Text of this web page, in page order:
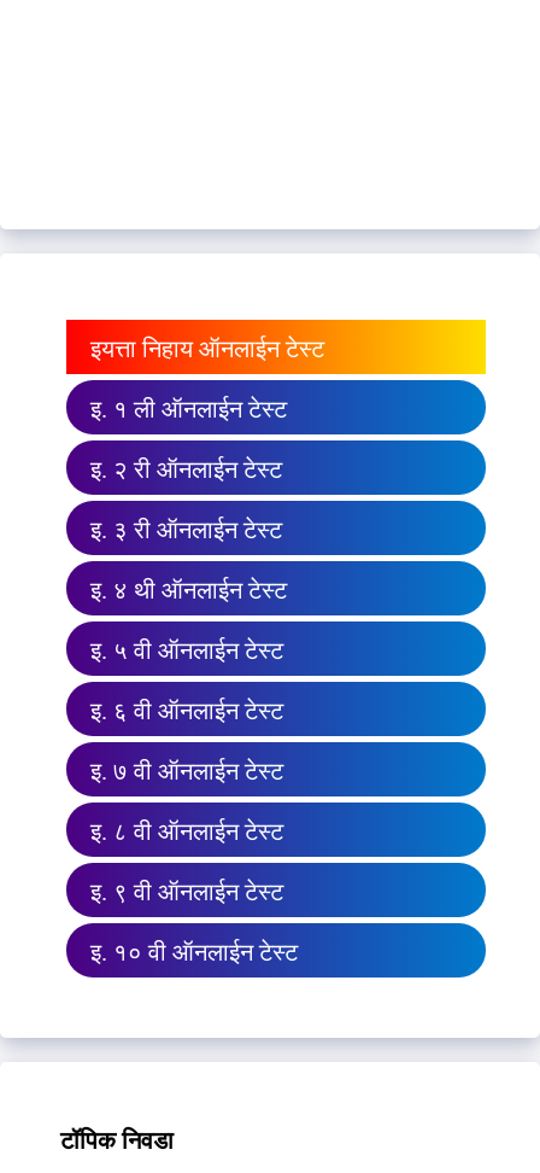
इयत्ता निहाय ऑनलाईन टेस्ट
इ. १ ली ऑनलाईन टेस्ट
इ. २ री ऑनलाईन टेस्ट
इ. ३ री ऑनलाईन टेस्ट
इ. ४ थी ऑनलाईन टेस्ट
इ. ५ वी ऑनलाईन टेस्ट
इ. ६ वी ऑनलाईन टेस्ट
इ. ७ वी ऑनलाईन टेस्ट
इ. ८ वी ऑनलाईन टेस्ट
इ. ९ वी ऑनलाईन टेस्ट
इ. १० वी ऑनलाईन टेस्ट
टॉपिक निवडा